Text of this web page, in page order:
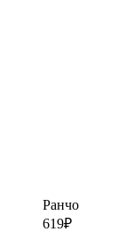
Ранчо
619₽